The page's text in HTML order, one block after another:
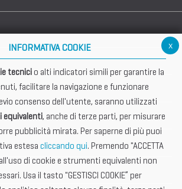
x
INFORMATIVA COOKIE
tecnicio alti indicatori simili per garantire la
facilitare la navigazione e funzionare
consenso dell'utente, saranno utilizzati
equivalenti, anche di terze parti, per misurare
pubblicità mirata. Per saperne di più puoi
estesa cliccando qui. Premendo "ACCETTA
di cookie e strumenti equivalenti non
Usa il tasto "GESTISCI COOKIE” per